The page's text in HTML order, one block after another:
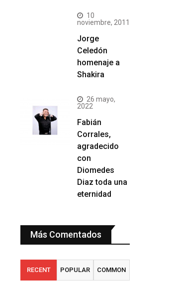
10
noviembre, 2011
Jorge
Celedón
homenaje a
Shakira
26 mayo,
2022
Fabián
Corrales,
agradecido
con
Diomedes
Diaz toda una
eternidad
Más Comentados
RECENT POPULAR COMMON